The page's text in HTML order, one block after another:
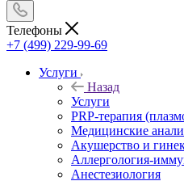
Телефоны
+7 (499) 229-99-69
Услуги
Назад
Услуги
PRP-терапия
Медицинские
Акушерство и
Аллергология-
Анестезиология